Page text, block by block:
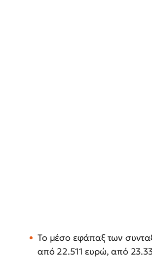
Το μέσο εφάπαξ των
από 22.511 ευρώ, από